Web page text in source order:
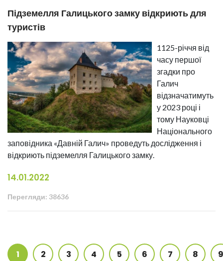
Підземелля Галицького замку відкриють для
туристів
1125-річчя від
часу першої
згадки про
Галич
відзначатимуть
у 2023 році і
тому Науковці
Національного
заповідника «Давній Галич» проведуть дослідження і
відкриють підземелля Галицького замку.
14.01.2022
Перегляди: 38636
1 2 3 4 5 6 7 8 9